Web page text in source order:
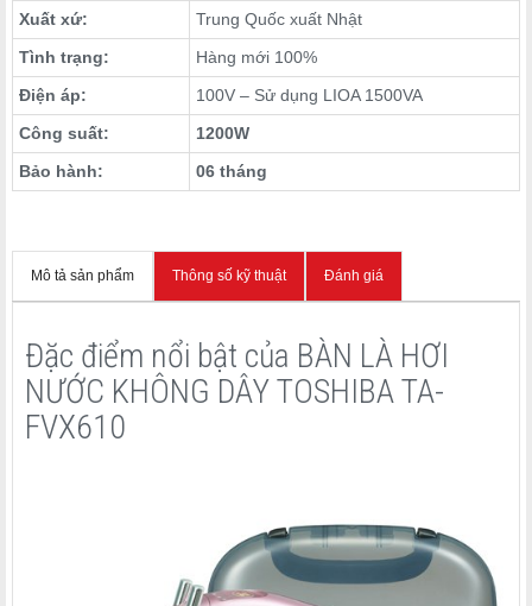
Xuất xứ:
Trung Quốc xuất Nhật
Tình trạng:
Hàng mới 100%
Điện áp:
100V – Sử dụng LIOA 1500VA
Công suất:
1200W
Bảo hành:
06 tháng
Mô tả sản phẩm Thông số kỹ thuật Đánh giá
Đặc điểm nổi bật của BÀN LÀ HƠI
NƯỚC KHÔNG DÂY TOSHIBA TA-
FVX610